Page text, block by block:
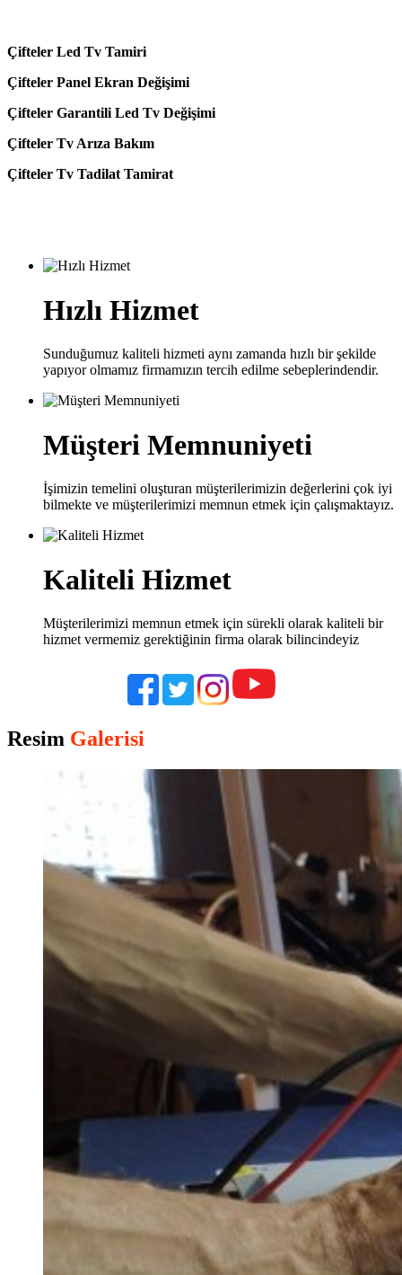
Çifteler Led Tv Tamiri
Çifteler Panel Ekran Değişimi
Çifteler Garantili Led Tv Değişimi
Çifteler Tv Arıza Bakım
Çifteler Tv Tadilat Tamirat
Hızlı Hizmet
Sunduğumuz kaliteli hizmeti aynı zamanda hızlı bir şekilde
yapıyor olmamız firmamızın tercih edilme sebeplerindendir.
Müşteri Memnuniyeti
İşimizin temelini oluşturan müşterilerimizin değerlerini çok iyi
bilmekte ve müşterilerimizi memnun etmek için çalışmaktayız.
Kaliteli Hizmet
Müşterilerimizi memnun etmek için sürekli olarak kaliteli bir
hizmet vermemiz gerektiğinin firma olarak bilincindeyiz
Resim Galerisi